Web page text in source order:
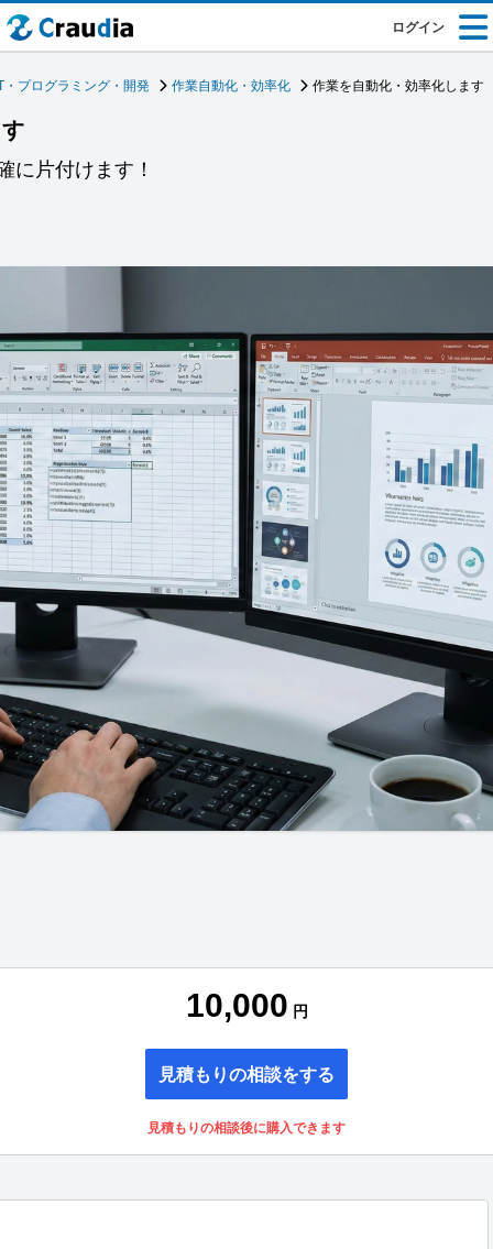
ログイン
・プログラミング・開発 作業自動化・効率化 作業を自動化・効率化します
に片付けます！
10,000 円
見積もりの相談をする
見積もりの相談後に購入できます